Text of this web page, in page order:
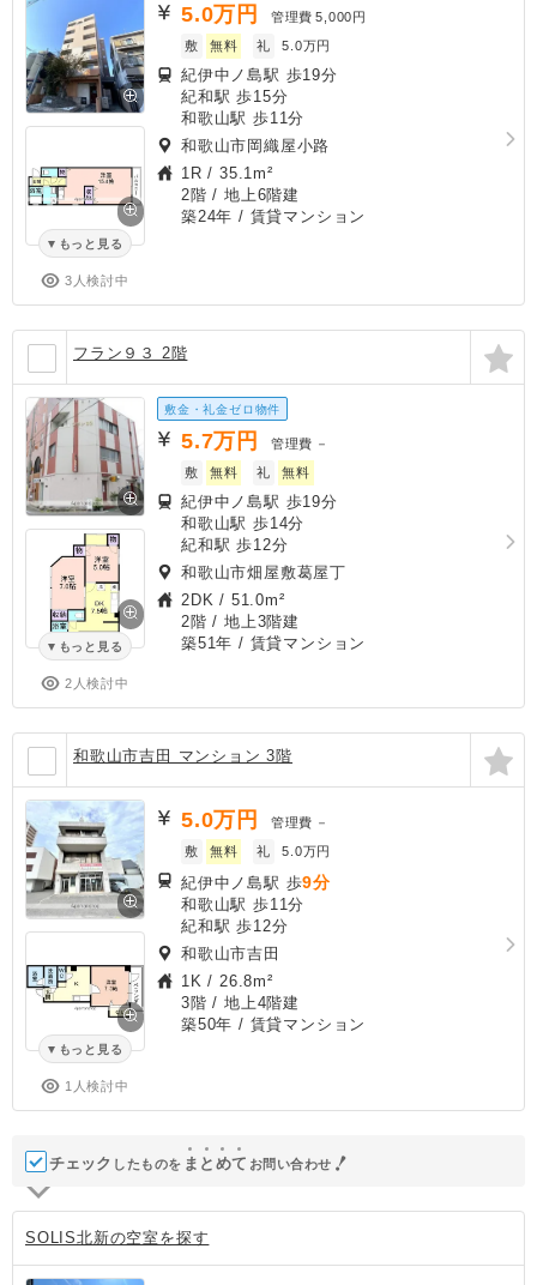
もっと見る
3人検討中
5.0万円 管理費 5,000円
敷
無料 礼 5.0万円
紀伊中ノ島駅 歩19分
紀和駅 歩15分
和歌山駅 歩11分
和歌山市岡織屋小路
1R /35.1m²
2階 / 地上6階建
築24年 / 賃貸マンション
フラン９３ 2階
もっと見る
2人検討中
敷金・礼金ゼロ物件
5.7万円 管理費 －
敷
無料 礼 無料
紀伊中ノ島駅 歩19分
和歌山駅 歩14分
紀和駅 歩12分
和歌山市畑屋敷葛屋丁
2DK / 51.0m²
2階 / 地上3階建
築51年 / 賃貸マンション
和歌山市吉田 マンション 3階
もっと見る
1人検討中
5.0万円 管理費 －
敷
無料 礼 5.0万円
紀伊中ノ島駅 歩9分
和歌山駅 歩11分
紀和駅 歩12分
和歌山市吉田
1K / 26.8m²
3階 / 地上4階建
築50年 / 賃貸マンション
チェック したものを ま と めて お問い合わせ
SOLIS北新の空室を探す